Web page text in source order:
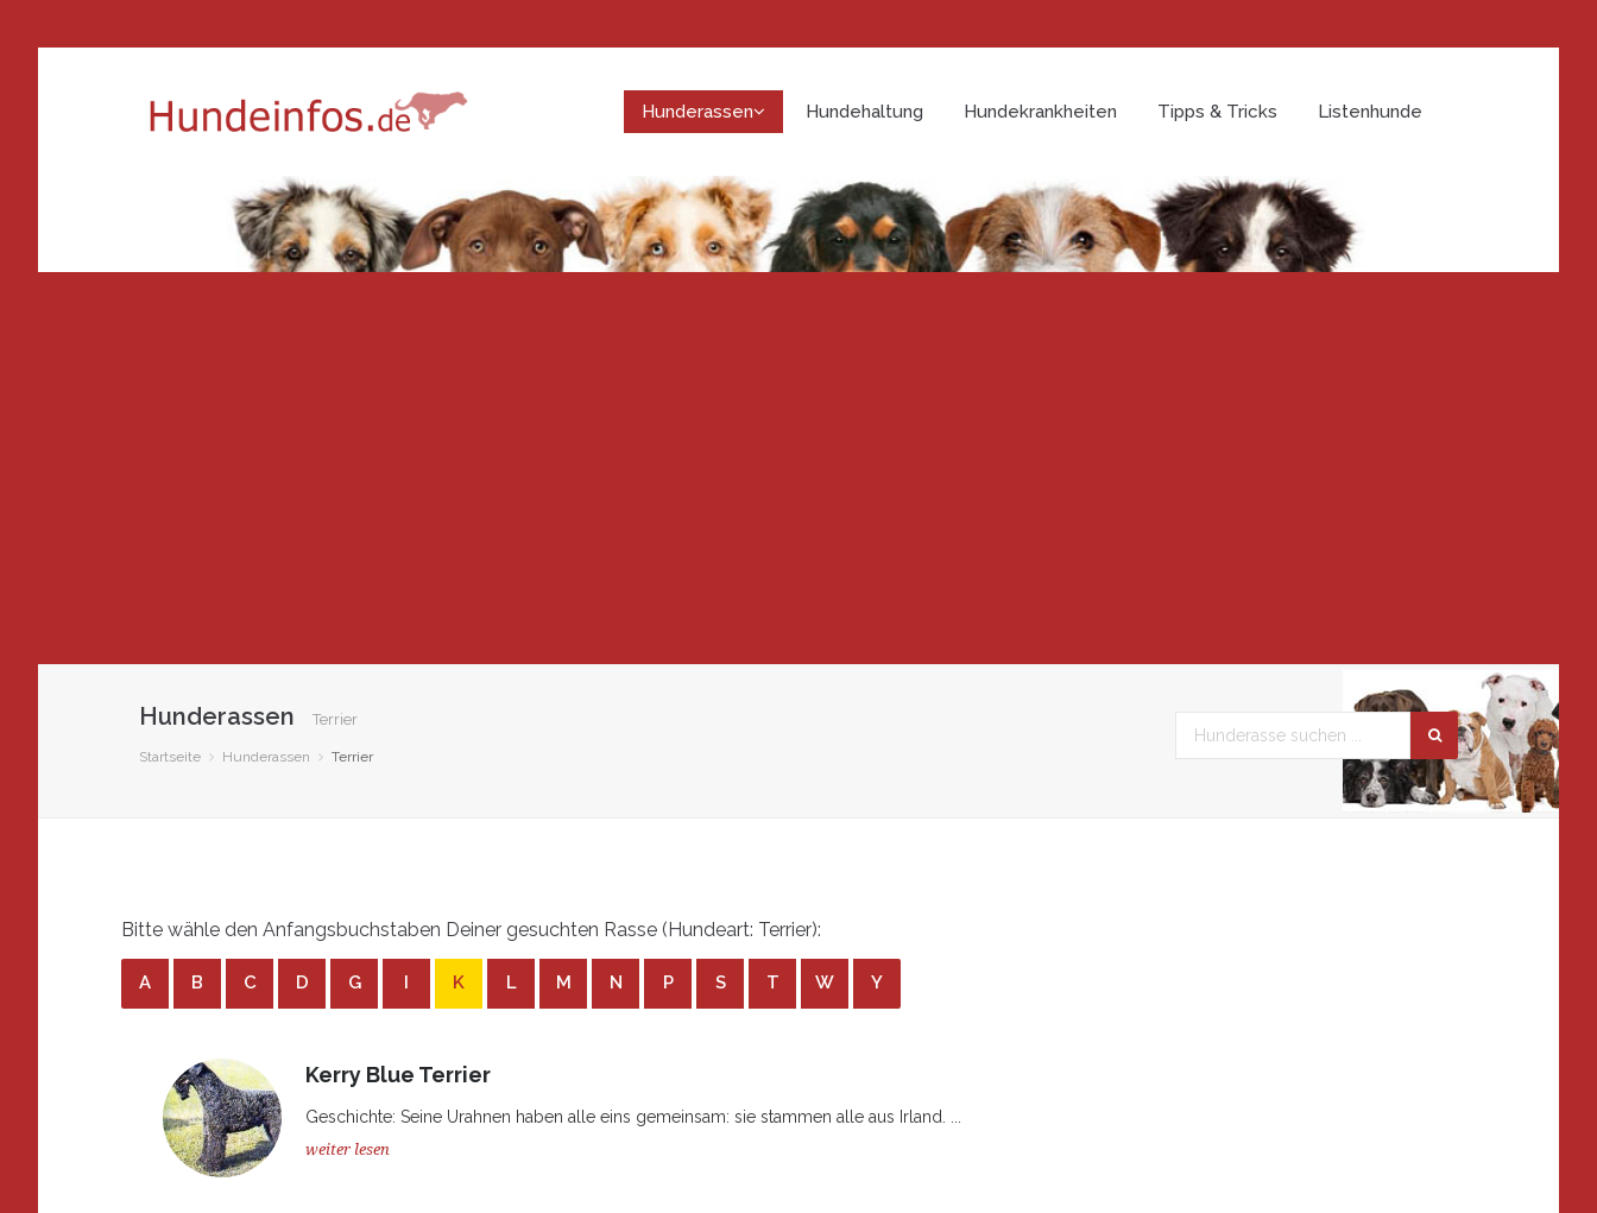
Hunderassen Hundehaltung Hundekrankheiten Tipps & Tricks Listenhunde
Hunderassen Terrier
Startseite Hunderassen Terrier
Bitte wähle den Anfangsbuchstaben Deiner gesuchten Rasse (Hundeart: Terrier):
A B C D G I K L M N P S T W Y
Kerry Blue Terrier
Geschichte: Seine Urahnen haben alle eins gemeinsam: sie stammen alle aus Irland. ...
weiter lesen